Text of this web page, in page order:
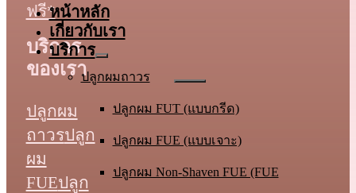
หน้าหลัก
เกี่ยวกับเรา
บริการ
ปลูกผมถาวร
ปลูกผม FUT (แบบกรีด)
ปลูกผม FUE (แบบเจาะ)
ปลูกผม Non-Shaven FUE (FUE
ฟรี*
บริการ
ของเรา
ปลูกผม
ถาวรปลูก
ผม
FUEปลูก